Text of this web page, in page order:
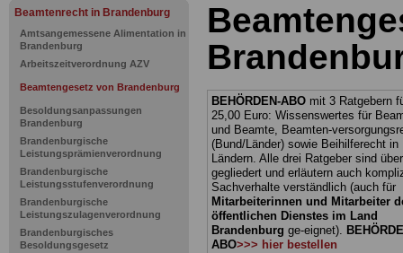
Beamtenrecht in Brandenburg
Amtsangemessene Alimentation in
Brandenburg
Arbeitszeitverordnung AZV
Beamtengesetz von Brandenburg
Besoldungsanpassungen
Brandenburg
Brandenburgische
Leistungsprämienverordnung
Brandenburgische
Leistungsstufenverordnung
Brandenburgische
Leistungszulagenverordnung
Brandenburgisches
Besoldungsgesetz
BEHÖRDEN-ABO mit 3 Ratgebern
25,00 Euro: Wissenswertes für
und Beamte, Beamten-
(Bund/Länder) sowie Beihilferecht in
Ländern. Alle drei Ratgeber sind
gegliedert und erläutern auch
Sachverhalte verständlich (auch für
Mitarbeiterinnen und Mitarbeiter
öffentlichen Dienstes im Land
Brandenburg ge-eignet).
ABO>>> hier bestellen